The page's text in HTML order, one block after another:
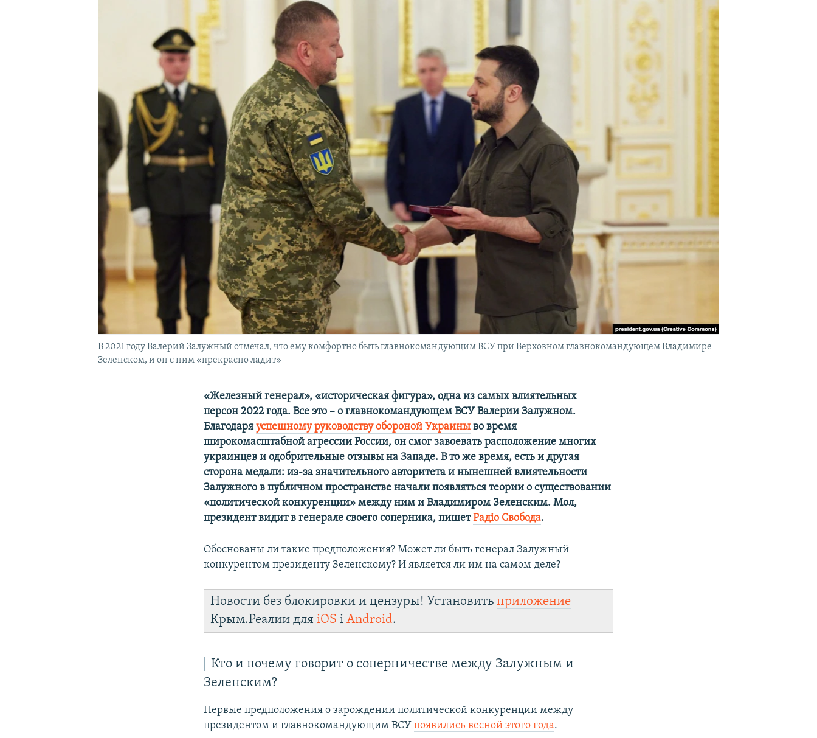
В 2021 году Валерий Залужный отмечал, что ему комфортно быть главнокомандующим ВСУ при Верховном главнокомандующем Владимире
Зеленском, и он с ним «прекрасно ладит»
«Железный генерал», «историческая фигура», одна из самых влиятельных
персон 2022 года. Все это – о главнокомандующем ВСУ Валерии Залужном.
Благодаряуспешному руководству обороной Украины во время
широкомасштабной агрессии России, он смог завоевать расположение многих
украинцев и одобрительные отзывы на Западе. В то же время, есть и другая
сторона медали: из-за значительного авторитета и нынешней влиятельности
Залужного в публичном пространстве начали появляться теории о существовании
«политической конкуренции» между ним и Владимиром Зеленским. Мол,
президент видит в генерале своего соперника, пишетРадіо Свобода.
Обоснованы ли такие предположения? Может ли быть генерал Залужный
конкурентом президенту Зеленскому? И является ли им на самом деле?
Новости без блокировки и цензуры! Установитьприложение
Крым.Реалии дляiOS іAndroid.
Кто и почему говорит о соперничестве между Залужным и
Зеленским?
Первые предположения о зарождении политической конкуренции между
президентом и главнокомандующим ВСУпоявились весной этого года.